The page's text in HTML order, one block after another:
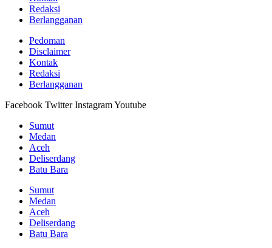
Redaksi
Berlangganan
Pedoman
Disclaimer
Kontak
Redaksi
Berlangganan
Facebook Twitter InstagramYoutube
Sumut
Medan
Aceh
Deliserdang
Batu Bara
Sumut
Medan
Aceh
Deliserdang
Batu Bara